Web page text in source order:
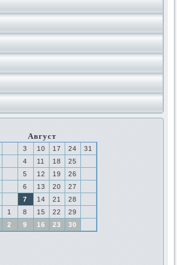
Август
3 10 17 24
31
4 11 18
25
5 12 19
26
6 13 20
27
7 14 21
28
1 8 15 22
29
2 9 16 23 30